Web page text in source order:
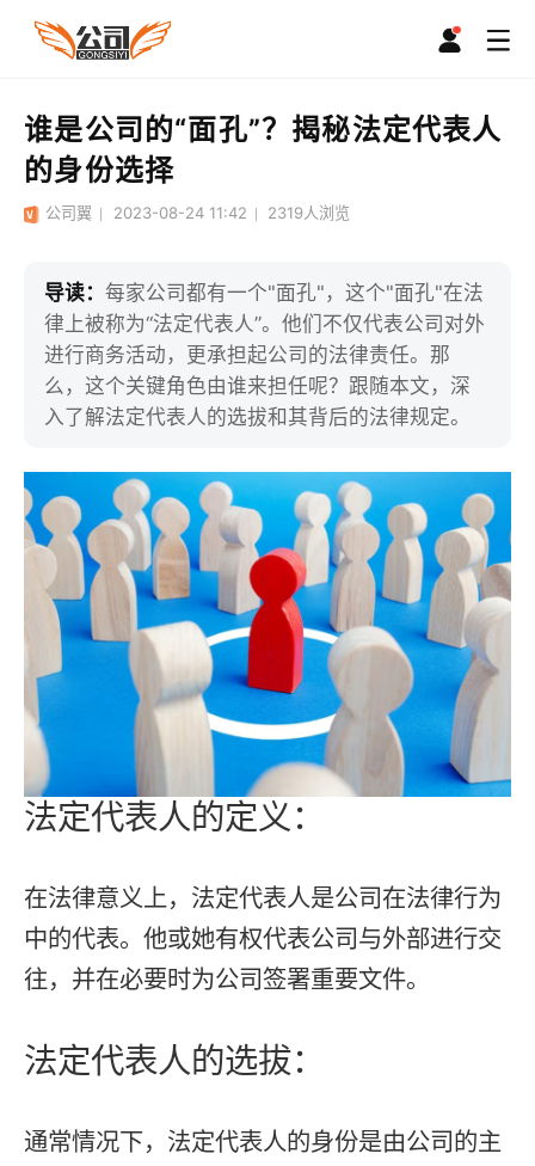
谁是公司的“面孔”？揭秘法定代表人
的身份选择
公司翼 2023-08-24 11:42 2319人浏览
导读：每家公司都有一个"面孔"，这个"面孔"在法
律上被称为“法定代表人”。他们不仅代表公司对外
进行商务活动，更承担起公司的法律责任。那
么，这个关键角色由谁来担任呢？跟随本文，深
入了解法定代表人的选拔和其背后的法律规定。
法定代表人的定义：
在法律意义上，法定代表人是公司在法律行为
中的代表。他或她有权代表公司与外部进行交
往，并在必要时为公司签署重要文件。
法定代表人的选拔：
通常情况下，法定代表人的身份是由公司的主